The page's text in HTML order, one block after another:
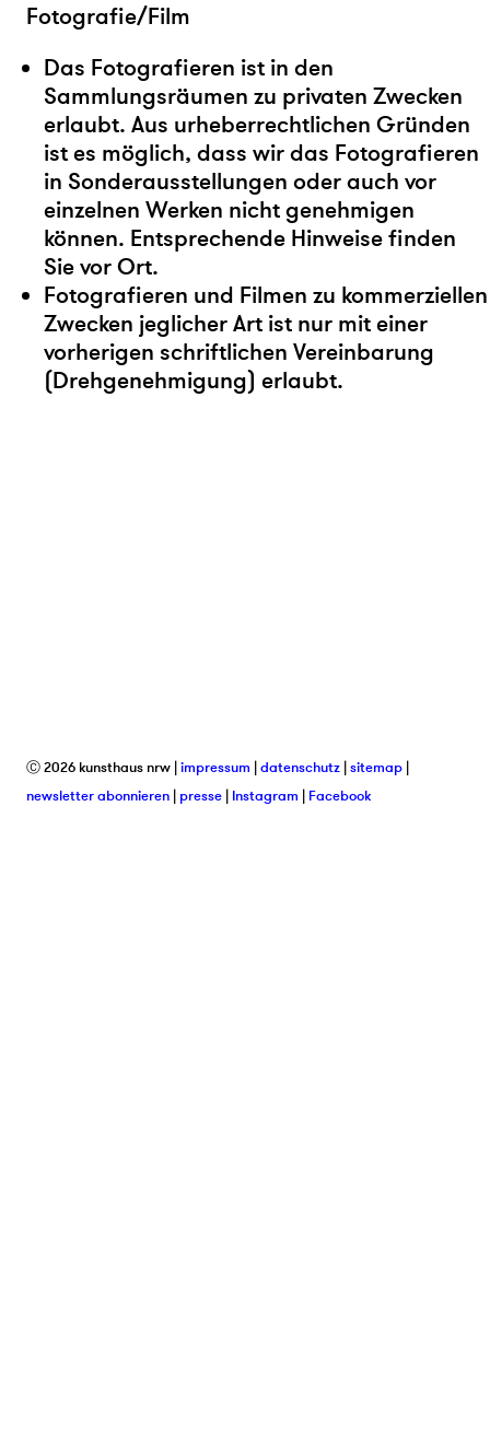
Fotografie/Film
Das Fotografieren ist in den
Sammlungsräumen zu privaten Zwecken
erlaubt. Aus urheberrechtlichen Gründen
ist es möglich, dass wir das Fotografieren
in Sonderausstellungen oder auch vor
einzelnen Werken nicht genehmigen
können. Entsprechende Hinweise finden
Sie vor Ort.
Fotografieren und Filmen zu kommerziellen
Zwecken jeglicher Art ist nur mit einer
vorherigen schriftlichen Vereinbarung
(Drehgenehmigung) erlaubt.
Ⓒ 2026 kunsthaus nrw impressum datenschutz sitemap
newsletter abonnieren presse Instagram Facebook